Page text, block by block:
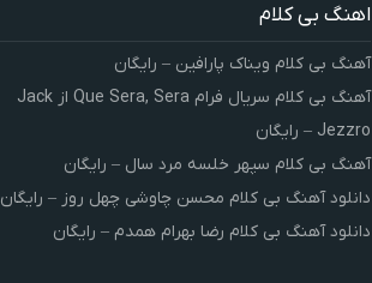
اهنگ بی کلام
آهنگ بی کلام ویناک پارافین – رایگان
آهنگ بی کلام سریال فرام Que Sera, Sera از Jack
Jezzro – رایگان
آهنگ بی کلام سپهر خلسه مرد سال – رایگان
دانلود آهنگ بی کلام محسن چاوشی چهل روز – رایگان
دانلود آهنگ بی کلام رضا بهرام همدم – رایگان